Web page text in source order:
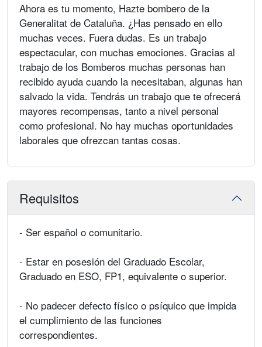
Ahora es tu momento, Hazte bombero de la
Generalitat de Cataluña. ¿Has pensado en ello
muchas veces. Fuera dudas. Es un trabajo
espectacular, con muchas emociones. Gracias al
trabajo de los Bomberos muchas personas han
recibido ayuda cuando la necesitaban, algunas han
salvado la vida. Tendrás un trabajo que te ofrecerá
mayores recompensas, tanto a nivel personal
como profesional. No hay muchas oportunidades
laborales que ofrezcan tantas cosas.
Requisitos
- Ser español o comunitario.
- Estar en posesión del Graduado Escolar,
Graduado en ESO, FP1, equivalente o superior.
- No padecer defecto físico o psíquico que impida
el cumplimiento de las funciones
correspondientes.